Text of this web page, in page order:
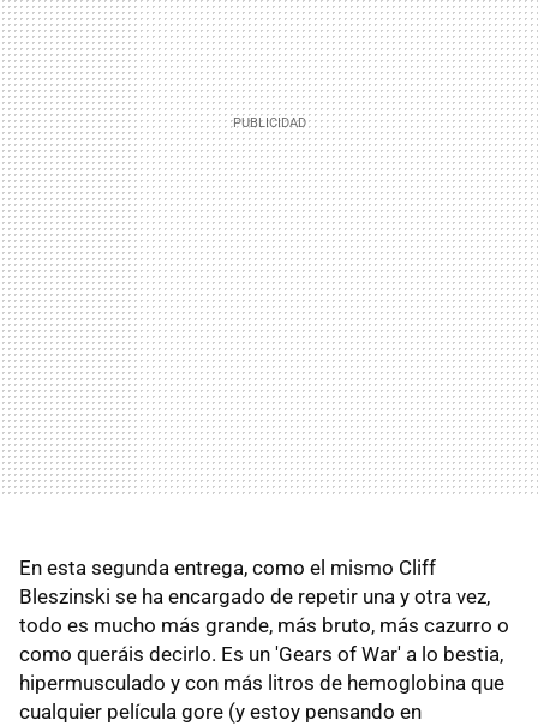
En esta segunda entrega, como el mismo Cliff
Bleszinski se ha encargado de repetir una y otra vez,
todo es mucho más grande, más bruto, más cazurro o
como queráis decirlo. Es un 'Gears of War' a lo bestia,
hipermusculado y con más litros de hemoglobina que
cualquier película gore (y estoy pensando en